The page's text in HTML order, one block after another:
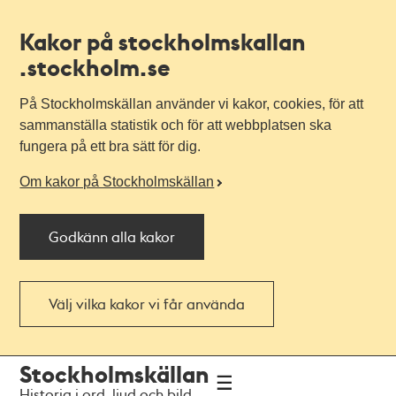
Kakor på stockholmskallan
.stockholm.se
På Stockholmskällan använder vi kakor, cookies, för att
sammanställa statistik och för att webbplatsen ska
fungera på ett bra sätt för dig.
Om kakor på Stockholmskällan
Godkänn alla kakor
Välj vilka kakor vi får använda
navigationen
huvudinnehållet
Stockholmskällan